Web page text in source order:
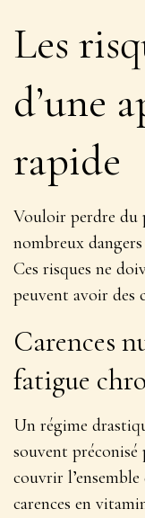
Les
d’une
rapide
Vouloir perdre du
nombreux
Ces risques ne
peuvent avoir des
Carences
fatigue
Un régime
souvent
couvrir
carences en